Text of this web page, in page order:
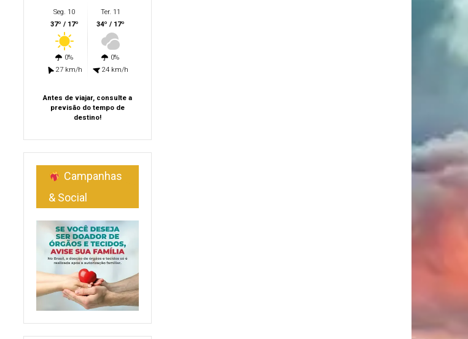
Seg. 10
37º / 17º
0%
27 km/h
Ter. 11
34º / 17º
0%
24 km/h
Antes de viajar, consulte a
previsão do tempo de
destino!
Campanhas
& Social